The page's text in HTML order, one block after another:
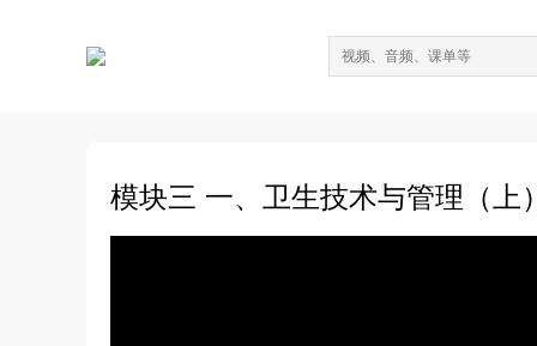
模块三 一、卫生技术与管理（上）